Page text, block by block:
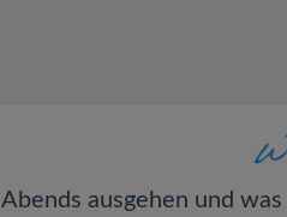
Abends ausgehen und